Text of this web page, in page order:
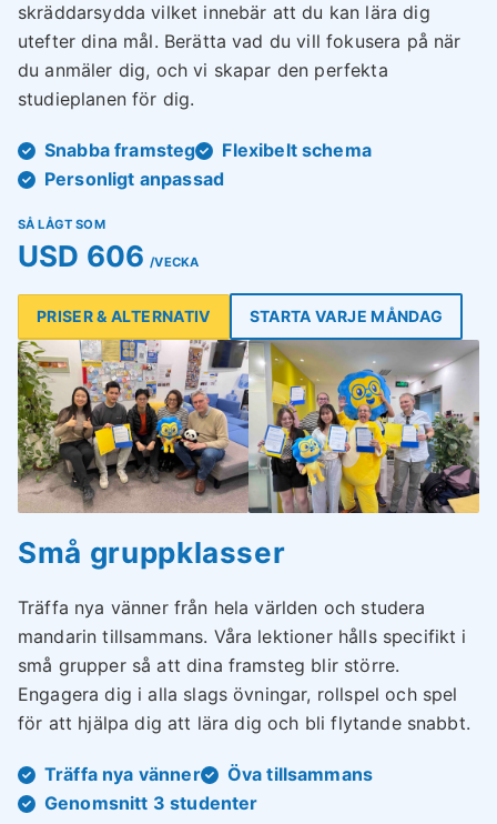
skräddarsydda vilket innebär att du kan lära dig
utefter dina mål. Berätta vad du vill fokusera på när
du anmäler dig, och vi skapar den perfekta
studieplanen för dig.
Snabba framsteg
Flexibelt schema
Personligt anpassad
SÅ LÅGT SOM
USD 606 /VECKA
PRISER & ALTERNATIV STARTA VARJE MÅNDAG
Små gruppklasser
Träffa nya vänner från hela världen och studera
mandarin tillsammans. Våra lektioner hålls specifikt i
små grupper så att dina framsteg blir större.
Engagera dig i alla slags övningar, rollspel och spel
för att hjälpa dig att lära dig och bli flytande snabbt.
Träffa nya vänner
Öva tillsammans
Genomsnitt 3 studenter